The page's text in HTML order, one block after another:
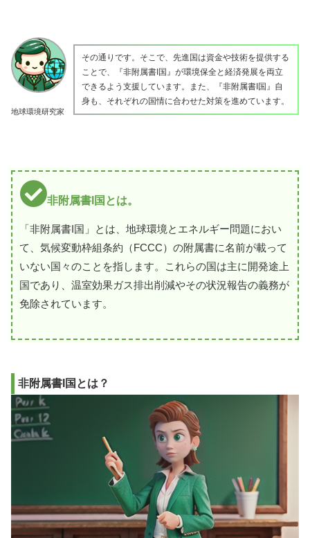
地球環境研究家
その通りです。そこで、先進国は資金や技術を提供する
ことで、『非附属書I国』が環境保全と経済発展を両立
できるよう支援しています。また、『非附属書I国』自
身も、それぞれの国情に合わせた対策を進めています。
非附属書I国とは。
「非附属書I国」とは、地球環境とエネルギー問題におい
て、気候変動枠組条約（FCCC）の附属書に名前が載って
いない国々のことを指します。これらの国は主に開発途上
国であり、温室効果ガス排出削減やその状況報告の義務が
免除されています。
非附属書I国とは？